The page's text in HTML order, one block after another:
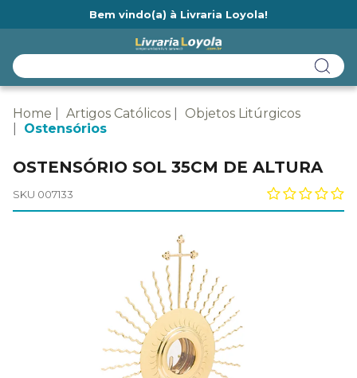
Bem vindo(a) à Livraria Loyola!
Home Artigos Católicos
Objetos Litúrgicos
Ostensórios
OSTENSÓRIO SOL 35CM DE ALTURA
SKU 007133